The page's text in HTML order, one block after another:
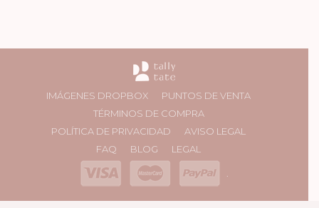
IMÁGENES DROPBOX
PUNTOS DE VENTA
TÉRMINOS DE COMPRA
POLÍTICA DE PRIVACIDAD
AVISO LEGAL
FAQ
BLOG LEGAL